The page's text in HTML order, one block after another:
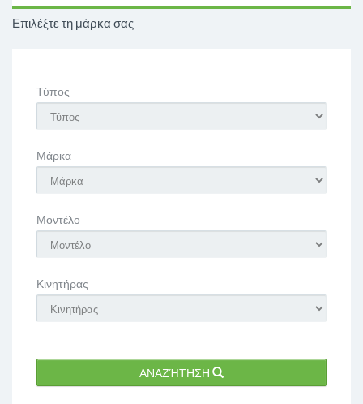
Επιλέξτε τη μάρκα σας
Τύπος
Μάρκα
Μοντέλο
Κινητήρας
ΑΝΑΖΉΤΗΣΗ